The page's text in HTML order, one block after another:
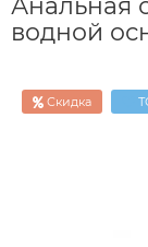
водной
Скидка